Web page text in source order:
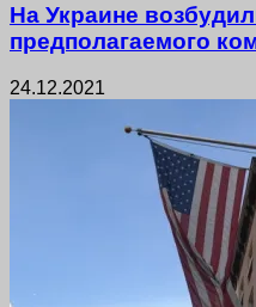
На Украине
предполагаемого
24.12.2021